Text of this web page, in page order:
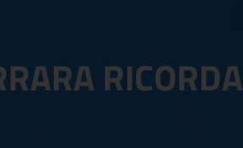
RICORDA